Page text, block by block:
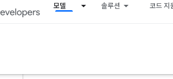
모델 솔루션 코드 지